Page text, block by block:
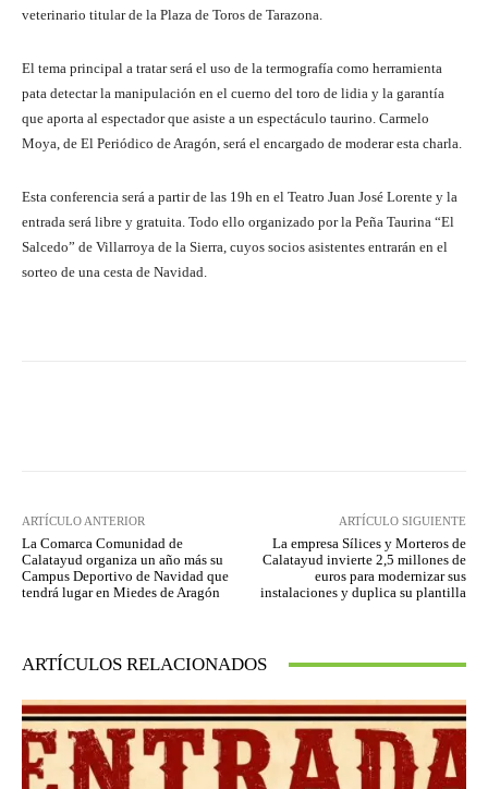
veterinario titular de la Plaza de Toros de Tarazona.
El tema principal a tratar será el uso de la termografía como herramienta
pata detectar la manipulación en el cuerno del toro de lidia y la garantía
que aporta al espectador que asiste a un espectáculo taurino. Carmelo
Moya, de El Periódico de Aragón, será el encargado de moderar esta charla.
Esta conferencia será a partir de las 19h en el Teatro Juan José Lorente y la
entrada será libre y gratuita. Todo ello organizado por la Peña Taurina “El
Salcedo” de Villarroya de la Sierra, cuyos socios asistentes entrarán en el
sorteo de una cesta de Navidad.
ARTÍCULO ANTERIOR
La Comarca Comunidad de
Calatayud organiza un año más su
Campus Deportivo de Navidad que
tendrá lugar en Miedes de Aragón
ARTÍCULO SIGUIENTE
La empresa Sílices y Morteros de
Calatayud invierte 2,5 millones de
euros para modernizar sus
instalaciones y duplica su plantilla
ARTÍCULOS RELACIONADOS